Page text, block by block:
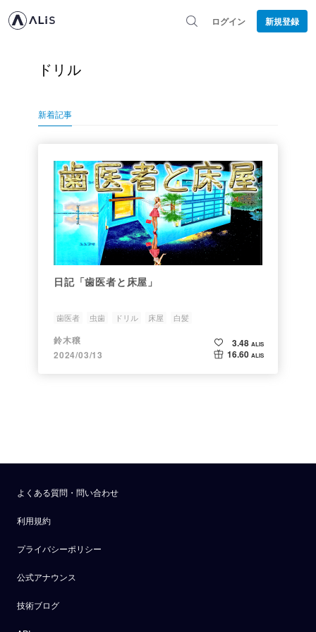
ログイン 新規登録
ドリル
新着記事
日記「歯医者と床屋」
歯医者 虫歯 ドリル 床屋 白髪
鈴木穣
2024/03/13
3.48 ALIS
16.60 ALIS
よくある質問・問い合わせ
利用規約
プライバシーポリシー
公式アナウンス
技術ブログ